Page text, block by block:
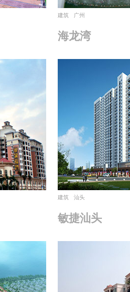
建筑 广州
海龙湾
建筑 汕头
敏捷汕头